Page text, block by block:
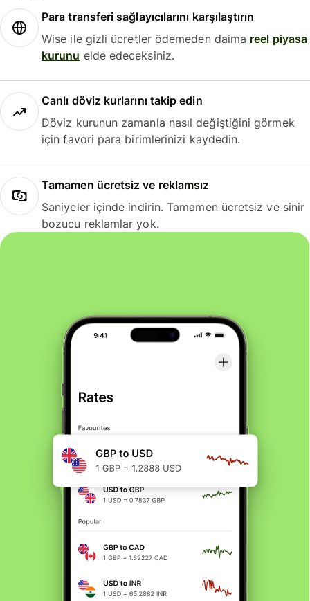
Para transferi sağlayıcılarını karşılaştırın
Wise ile gizli ücretler ödemeden daima reel piyasa
kurunu elde edeceksiniz.
Canlı döviz kurlarını takip edin
Döviz kurunun zamanla nasıl değiştiğini görmek
için favori para birimlerinizi kaydedin.
Tamamen ücretsiz ve reklamsız
Saniyeler içinde indirin. Tamamen ücretsiz ve sinir
bozucu reklamlar yok.